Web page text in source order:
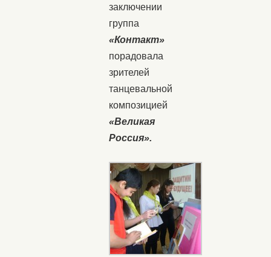
заключении
группа
«Контакт»
порадовала
зрителей
танцевальной
композицией
«Великая
Россия».